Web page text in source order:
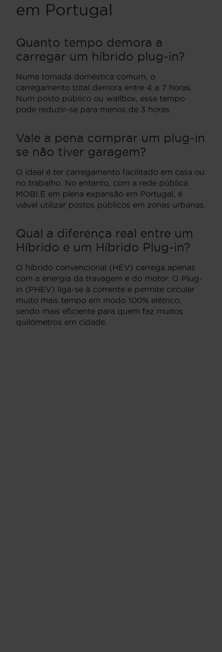
em Portugal
Quanto tempo demora a
carregar um híbrido plug-in?
Numa tomada doméstica comum, o
carregamento total demora entre 4 a 7 horas.
Num posto público ou wallbox, esse tempo
pode reduzir-se para menos de 3 horas.
Vale a pena comprar um plug-in
se não tiver garagem?
O ideal é ter carregamento facilitado em casa ou
no trabalho. No entanto, com a rede pública
MOBI.E em plena expansão em Portugal, é
viável utilizar postos públicos em zonas urbanas.
Qual a diferença real entre um
Híbrido e um Híbrido Plug-in?
O híbrido convencional (HEV) carrega apenas
com a energia da travagem e do motor. O Plug-
in (PHEV) liga-se à corrente e permite circular
muito mais tempo em modo 100% elétrico,
sendo mais eficiente para quem faz muitos
quilómetros em cidade.